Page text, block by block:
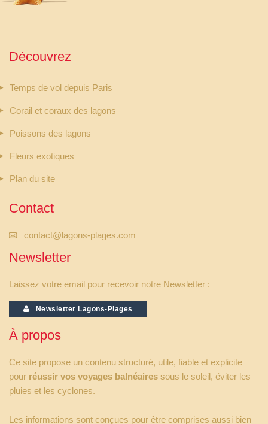
Découvrez
Temps de vol depuis Paris
Corail et coraux des lagons
Poissons des lagons
Fleurs exotiques
Plan du site
Contact
contact@lagons-plages.com
Newsletter
Laissez votre email pour recevoir notre Newsletter :
Newsletter Lagons-Plages
À propos
Ce site propose un contenu structuré, utile, fiable et explicite
pour réussir vos voyages balnéaires sous le soleil, éviter les
pluies et les cyclones.
Les informations sont conçues pour être comprises aussi bien